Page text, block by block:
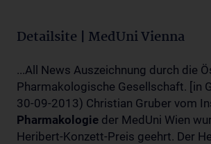
Detailsite | MedUni Vienna
...All News Auszeichnung durch die
Pharmakologische Gesellschaft. [in
30-09-2013) Christian Gruber vom
Pharmakologie der MedUni Wien
Heribert-Konzett-Preis geehrt. Der